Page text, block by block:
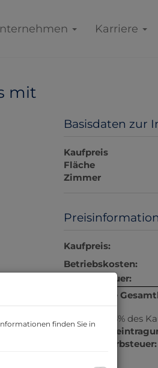
Karriere
mit
Basisdaten zur
Kaufpreis
Fläche
Zimmer
Preisinformation
Kaufpreis:
Betriebskosten:
Umsatzsteuer:
monatliche
Provision:
3% des
Grunderwerbsteuer:
finden Sie in